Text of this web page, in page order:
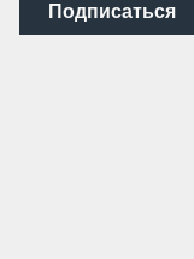
Подписаться